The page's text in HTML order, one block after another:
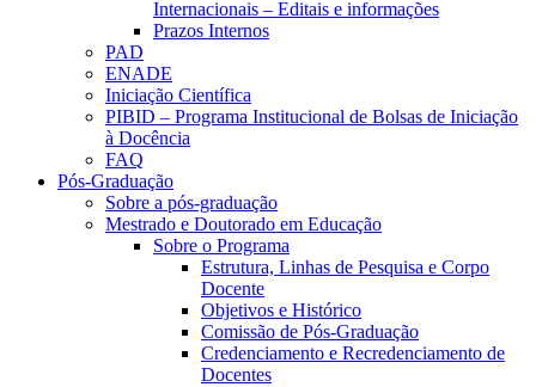
Internacionais – Editais e informações
Prazos Internos
PAD
ENADE
Iniciação Científica
PIBID – Programa Institucional de Bolsas de Iniciação
à Docência
FAQ
Pós-Graduação
Sobre a pós-graduação
Mestrado e Doutorado em Educação
Sobre o Programa
Estrutura, Linhas de Pesquisa e Corpo
Docente
Objetivos e Histórico
Comissão de Pós-Graduação
Credenciamento e Recredenciamento de
Docentes